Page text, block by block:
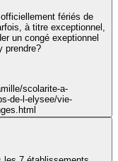
fériés de
à titre exceptionnel,
un congé exeptionnel
prendre?
scolarite-a-
de-l-elysee/vie-